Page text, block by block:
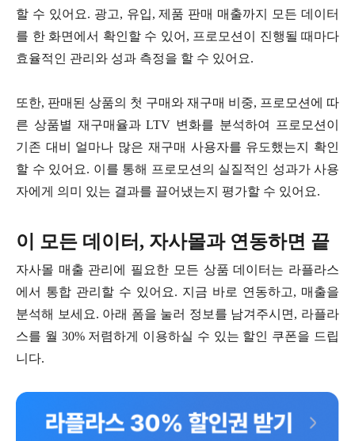
할 수 있어요. 광고, 유입, 제품 판매 매출까지 모든 데이터
를 한 화면에서 확인할 수 있어, 프로모션이 진행될 때마다
효율적인 관리와 성과 측정을 할 수 있어요.
또한, 판매된 상품의 첫 구매와 재구매 비중, 프로모션에 따
른 상품별 재구매율과 LTV 변화를 분석하여 프로모션이
기존 대비 얼마나 많은 재구매 사용자를 유도했는지 확인
할 수 있어요. 이를 통해 프로모션의 실질적인 성과가 사용
자에게 의미 있는 결과를 끌어냈는지 평가할 수 있어요.
이 모든 데이터, 자사몰과 연동하면 끝
자사몰 매출 관리에 필요한 모든 상품 데이터는 라플라스
에서 통합 관리할 수 있어요. 지금 바로 연동하고, 매출을
분석해 보세요. 아래 폼을 눌러 정보를 남겨주시면, 라플라
스를 월 30% 저렴하게 이용하실 수 있는 할인 쿠폰을 드립
니다.